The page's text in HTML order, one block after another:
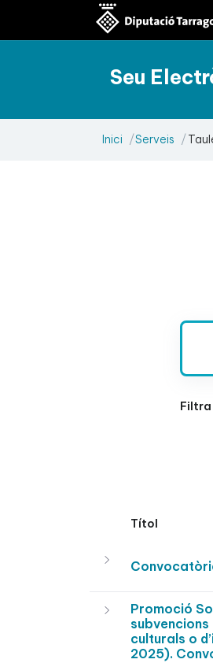
Seu
Inici Serveis
Filtra
Títol
Promoció
culturals o
2025).